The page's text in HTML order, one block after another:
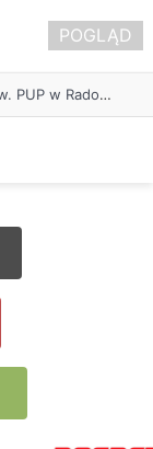
Około 90 tys. zł na szkolenia pracowników. PUP w Radomsku ogłasza nabór wniosków
POGLĄD